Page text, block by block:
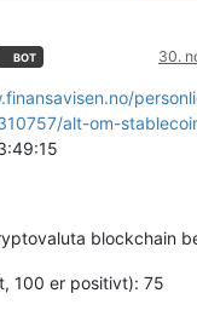
BOT 30.
alt-om-
blockchain
100 er positivt): 75